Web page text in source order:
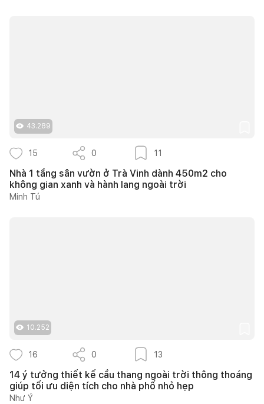
43.289
15 0 11
Nhà 1 tầng sân vườn ở Trà Vinh dành 450m2 cho
không gian xanh và hành lang ngoài trời
Minh Tú
10.252
16 0 13
14 ý tưởng thiết kế cầu thang ngoài trời thông thoáng
giúp tối ưu diện tích cho nhà phố nhỏ hẹp
Như Ý